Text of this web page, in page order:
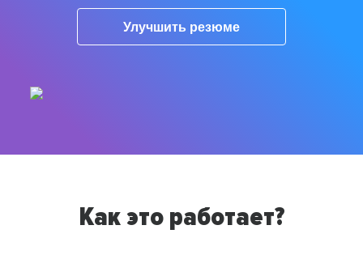
Улучшить резюме
Как это работает?